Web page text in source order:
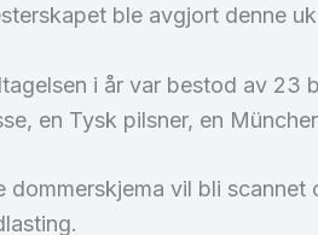
ble avgjort denne
i år var bestod av 23
en Tysk pilsner, en
dommerskjema vil bli